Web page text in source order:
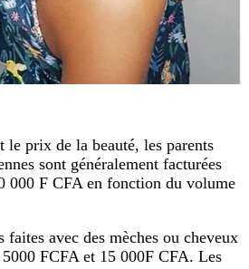
le prix de la beauté, les parents
sont généralement facturées
000 F CFA en fonction du volume
faites avec des mèches ou cheveux
FCFA et 15 000F CFA. Les